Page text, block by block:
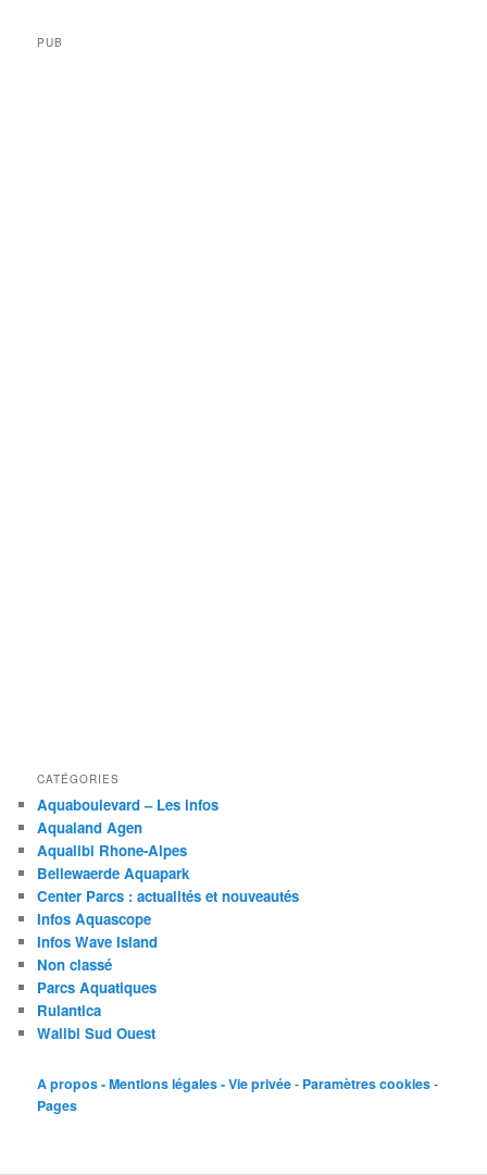
PUB
CATÉGORIES
Aquaboulevard – Les infos
Aqualand Agen
Aqualibi Rhone-Alpes
Bellewaerde Aquapark
Center Parcs : actualités et nouveautés
Infos Aquascope
Infos Wave Island
Non classé
Parcs Aquatiques
Rulantica
Walibi Sud Ouest
A propos - Mentions légales - Vie privée- Paramètres cookies-
Pages